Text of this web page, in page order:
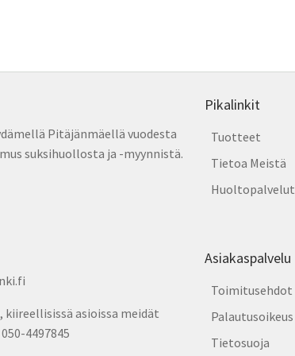
Pitäjänmäellä vuodesta
suksihuollosta ja -myynnistä.
asioissa meidät
4497845
Pikalinkit
Tuotteet
Tietoa Meistä
Huoltopalvelut
Asiakaspalvelu
Toimitusehdot
Palautusoikeus
Tietosuoja